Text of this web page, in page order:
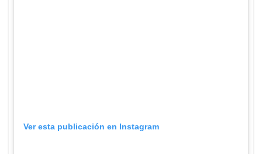
Ver esta publicación en Instagram